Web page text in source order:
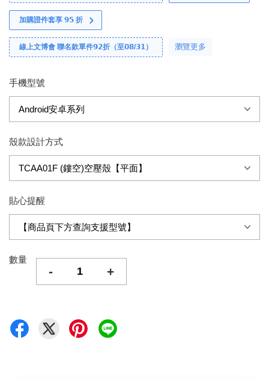
加購證件套享 𝟵𝟱 折
線上文博會 聯名款單件𝟵𝟮折（至𝟬𝟴/𝟯𝟭） 瀏覽更多
手機型號
殼款設計方式
貼心提醒
數量
- +